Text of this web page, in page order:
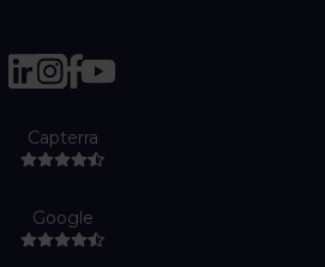
Capterra
Google